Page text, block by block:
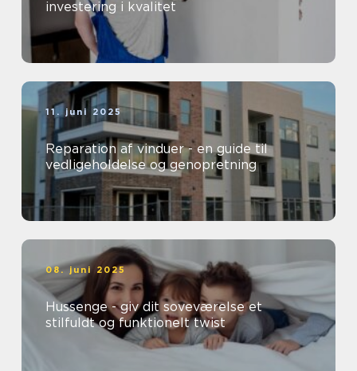
investering i kvalitet
11. juni 2025
Reparation af vinduer - en guide til
vedligeholdelse og genopretning
08. juni 2025
Hussenge - giv dit soveværelse et
stilfuldt og funktionelt twist